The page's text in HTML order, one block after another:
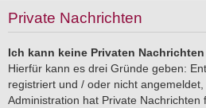
Private Nachrichten
Ich kann keine Privaten
Hierfür kann es drei Gründe geben:
registriert und / oder nicht
Administration hat Private Nachrichten